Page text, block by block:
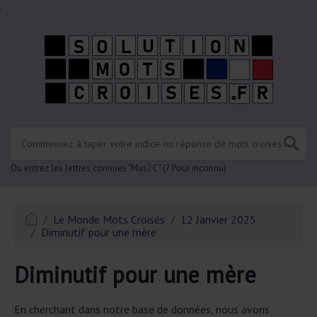
.
Ou entrez les lettres connues "Mus? C" (? Pour inconnu)
Le Monde Mots Croisés
12 Janvier 2025
Diminutif pour une mère
Diminutif pour une mère
En cherchant dans notre base de données, nous avons